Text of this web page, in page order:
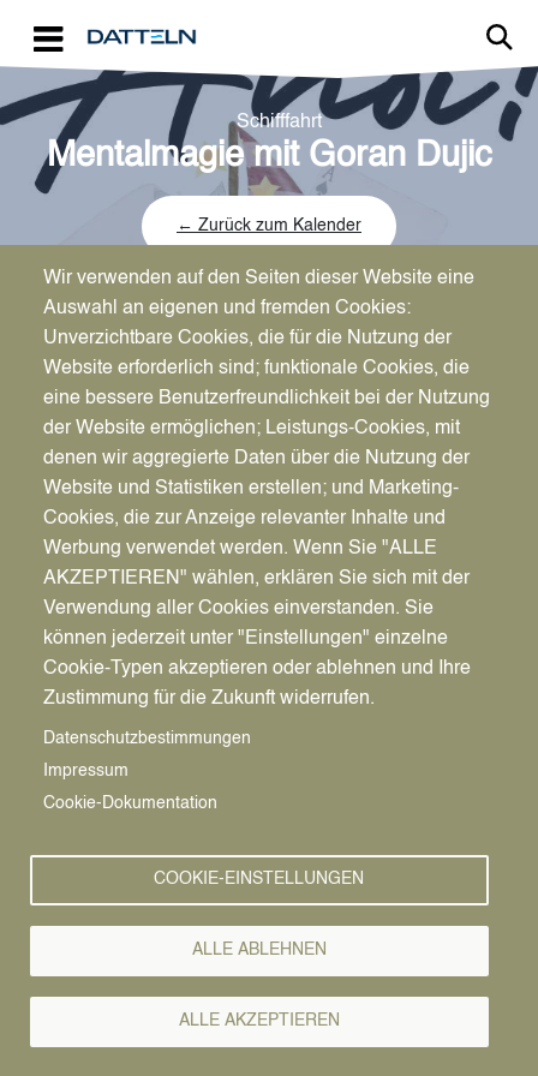
Schifffahrt
Mentalmagie mit Goran Dujic
← Zurück zum Kalender
Datum
Do., 09.07.2026
19:00 - 21:30 Uhr
Ort
Hafenstraße 133-135
Anlegestelle Liegewiese
45711 Datteln
Deutschland
Route berechnen →
Pfadnavigation
Wir verwenden auf den Seiten dieser Website eine
Auswahl an eigenen und fremden Cookies:
Unverzichtbare Cookies, die für die Nutzung der
Website erforderlich sind; funktionale Cookies, die
eine bessere Benutzerfreundlichkeit bei der Nutzung
der Website ermöglichen; Leistungs-Cookies, mit
denen wir aggregierte Daten über die Nutzung der
Website und Statistiken erstellen; und Marketing-
Cookies, die zur Anzeige relevanter Inhalte und
Werbung verwendet werden. Wenn Sie "ALLE
AKZEPTIEREN" wählen, erklären Sie sich mit der
Verwendung aller Cookies einverstanden. Sie
können jederzeit unter "Einstellungen" einzelne
Cookie-Typen akzeptieren oder ablehnen und Ihre
Zustimmung für die Zukunft widerrufen.
Datenschutzbestimmungen
Impressum
Cookie-Dokumentation
COOKIE-EINSTELLUNGEN
ALLE ABLEHNEN
ALLE AKZEPTIEREN